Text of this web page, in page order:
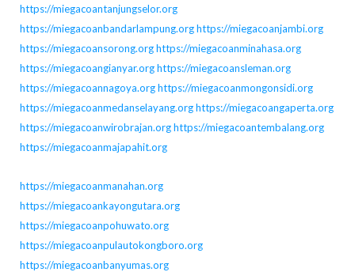
https://miegacoantanjungselor.org
https://miegacoanbandarlampung.orghttps://miegacoanjambi.org
https://miegacoansorong.orghttps://miegacoanminahasa.org
https://miegacoangianyar.orghttps://miegacoansleman.org
https://miegacoannagoya.orghttps://miegacoanmongonsidi.org
https://miegacoanmedanselayang.orghttps://miegacoangaperta.org
https://miegacoanwirobrajan.orghttps://miegacoantembalang.org
https://miegacoanmajapahit.org
https://miegacoanmanahan.org
https://miegacoankayongutara.org
https://miegacoanpohuwato.org
https://miegacoanpulautokongboro.org
https://miegacoanbanyumas.org